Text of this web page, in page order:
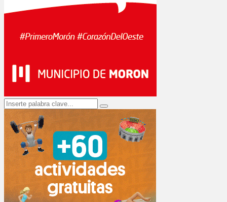
Search
for:
Search